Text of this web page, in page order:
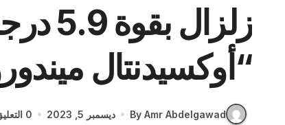
“أوكسيدنتال
By Amr Abdelgawad ديسمبر 5, 2023 0 التعليق